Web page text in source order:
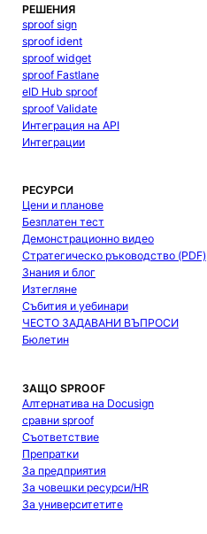
РЕШЕНИЯ
sproof sign
sproof ident
sproof widget
sproof Fastlane
eID Hub sproof
sproof Validate
Интеграция на API
Интеграции
РЕСУРСИ
Цени и планове
Безплатен тест
Демонстрационно видео
Стратегическо ръководство (PDF)
Знания и блог
Изтегляне
Събития и уебинари
ЧЕСТО ЗАДАВАНИ ВЪПРОСИ
Бюлетин
ЗАЩО SPROOF
Алтернатива на Docusign
сравни sproof
Съответствие
Препратки
За предприятия
За човешки ресурси/HR
За университетите